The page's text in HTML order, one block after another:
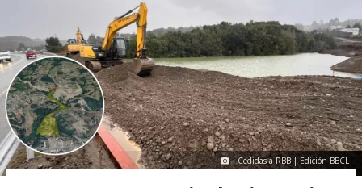
Cedidas a RBB | Edición BBCL